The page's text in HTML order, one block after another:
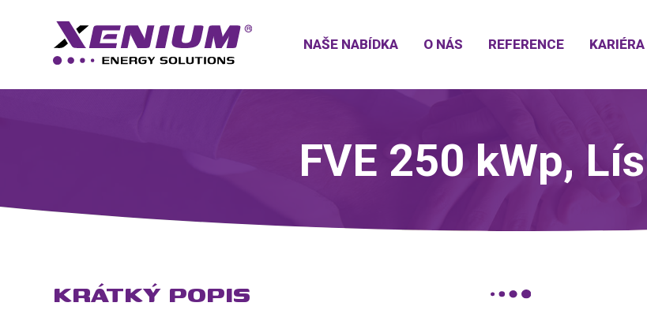
NAŠE NABÍDKA O NÁS REFERENCE KARIÉRA
FVE 250 kWp,
KRÁTKÝ POPIS